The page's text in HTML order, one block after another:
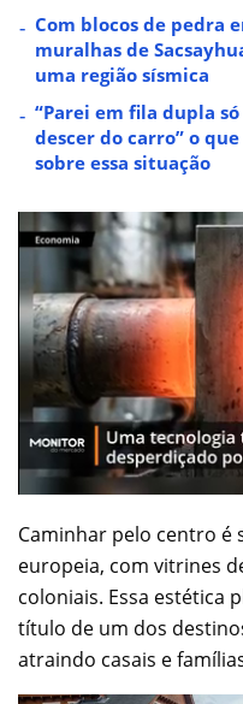
Com blocos de pedra
muralhas de
uma região sísmica
“Parei em fila dupla
descer do carro” o
sobre essa situação
Caminhar pelo centro é
europeia, com vitrines
coloniais. Essa estética
título de um dos
atraindo casais e